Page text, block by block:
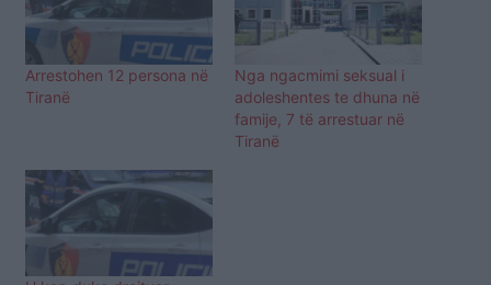
Arrestohen 12 persona në
Tiranë
Nga ngacmimi seksual i
adoleshentes te dhuna në
famije, 7 të arrestuar në
Tiranë